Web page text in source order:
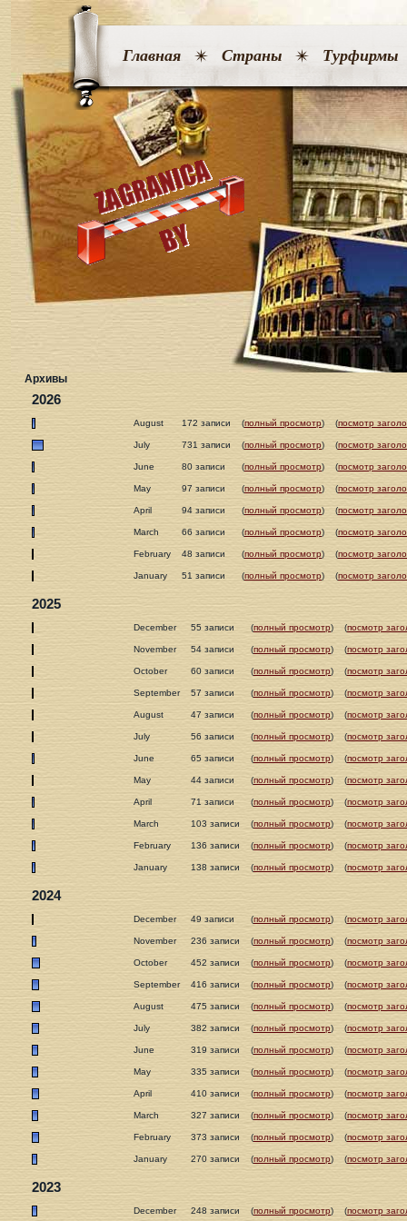
Главная Страны Турфирмы
Архивы
2026
August 172 записи (полный просмотр) (посмотр
July 731 записи (полный просмотр) (посмотр
June 80 записи (полный просмотр) (посмотр
May 97 записи (полный просмотр) (посмотр
April 94 записи (полный просмотр) (посмотр
March 66 записи (полный просмотр) (посмотр
February 48 записи (полный просмотр) (посмотр
January 51 записи (полный просмотр) (посмотр
2025
December 55 записи (полный просмотр) (посмотр
November 54 записи (полный просмотр) (посмотр
October 60 записи (полный просмотр) (посмотр
September 57 записи (полный просмотр) (посмотр
August 47 записи (полный просмотр) (посмотр
July 56 записи (полный просмотр) (посмотр
June 65 записи (полный просмотр) (посмотр
May 44 записи (полный просмотр) (посмотр
April 71 записи (полный просмотр) (посмотр
March 103 записи (полный просмотр) (посмотр
February 136 записи (полный просмотр) (посмотр
January 138 записи (полный просмотр) (посмотр
2024
December 49 записи (полный просмотр) (посмотр
November 236 записи (полный просмотр) (посмотр
October 452 записи (полный просмотр) (посмотр
September 416 записи (полный просмотр) (посмотр
August 475 записи (полный просмотр) (посмотр
July 382 записи (полный просмотр) (посмотр
June 319 записи (полный просмотр) (посмотр
May 335 записи (полный просмотр) (посмотр
April 410 записи (полный просмотр) (посмотр
March 327 записи (полный просмотр) (посмотр
February 373 записи (полный просмотр) (посмотр
January 270 записи (полный просмотр) (посмотр
2023
December 248 записи (полный просмотр) (посмотр